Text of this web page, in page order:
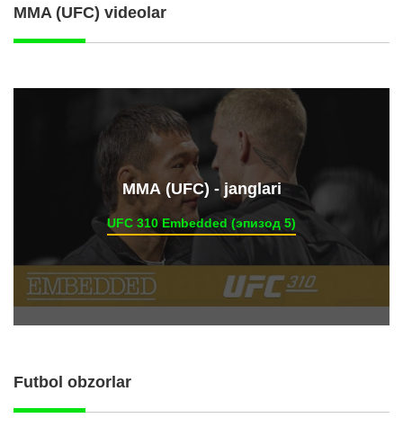
MMA (UFC) videolar
ММА (UFC) - janglari
UFC 310 Embedded (эпизод 5)
Futbol obzorlar